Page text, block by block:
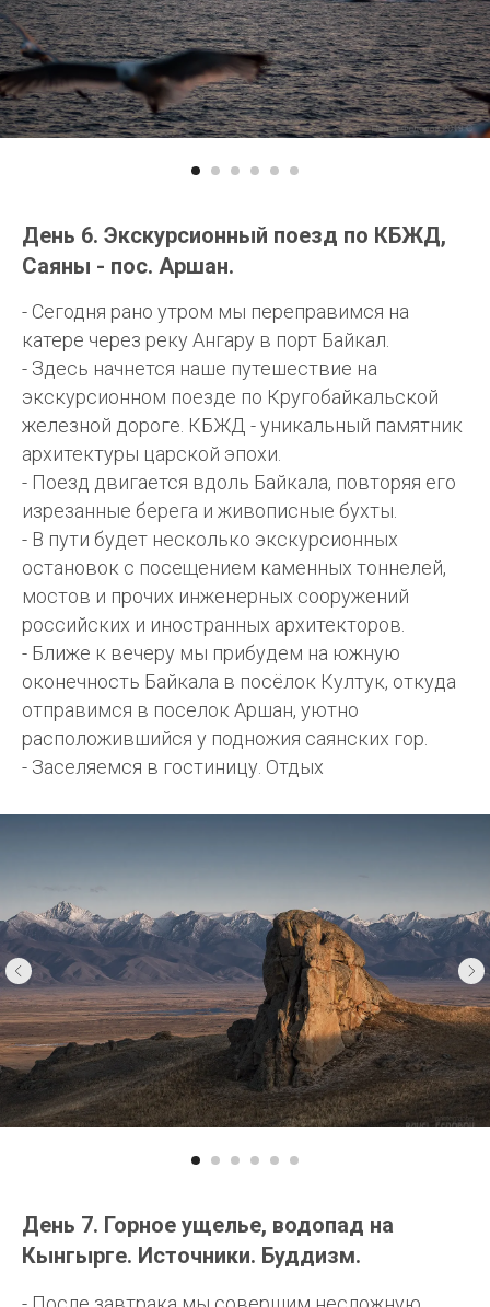
День 6. Экскурсионный поезд по КБЖД,
Саяны - пос. Аршан.
- Сегодня рано утром мы переправимся на
катере через реку Ангару в порт Байкал.
- Здесь начнется наше путешествие на
экскурсионном поезде по Кругобайкальской
железной дороге. КБЖД - уникальный памятник
архитектуры царской эпохи.
- Поезд двигается вдоль Байкала, повторяя его
изрезанные берега и живописные бухты.
- В пути будет несколько экскурсионных
остановок с посещением каменных тоннелей,
мостов и прочих инженерных сооружений
российских и иностранных архитекторов.
- Ближе к вечеру мы прибудем на южную
оконечность Байкала в посёлок Култук, откуда
отправимся в поселок Аршан, уютно
расположившийся у подножия саянских гор.
- Заселяемся в гостиницу. Отдых
День 7. Горное ущелье, водопад на
Кынгырге. Источники. Буддизм.